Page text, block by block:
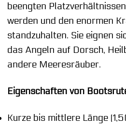
beengten
werden und den enormen
standzuhalten. Sie eignen
das Angeln auf Dorsch,
andere Meeresräuber.
Eigenschaften von
Kurze bis mittlere Länge